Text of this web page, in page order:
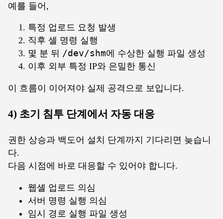
예를 들어,
특정 업로드 요청 발생
직후 셸 명령 실행
몇 분 뒤 /dev/shm에 수상한 실행 파일 생성
이후 외부 특정 IP와 은밀한 통신
이 흐름이 이어져야 실제 공격으로 보입니다.
4) 초기 침투 단계에서 자동 대응
권한 상승과 백도어 설치 단계까지 기다리면 늦습니
다.
다음 시점에 바로 대응할 수 있어야 합니다.
웹셸 업로드 의심
서버 명령 실행 의심
임시 경로 실행 파일 생성